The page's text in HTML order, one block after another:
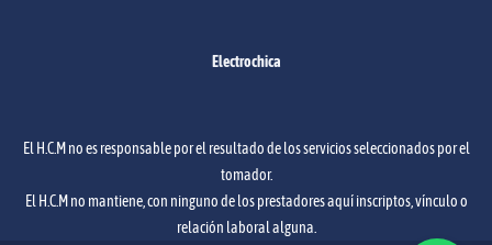
Electrochica
El H.C.M no es responsable por el resultado de los servicios seleccionados por el
tomador.
El H.C.M no mantiene, con ninguno de los prestadores aquí inscriptos, vínculo o
relación laboral alguna.